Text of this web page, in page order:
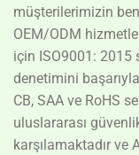
müşterilerimizin
OEM/ODM
için ISO9001: 2015
denetimini
CB, SAA ve RoHS
uluslararası
karşılamaktadır ve